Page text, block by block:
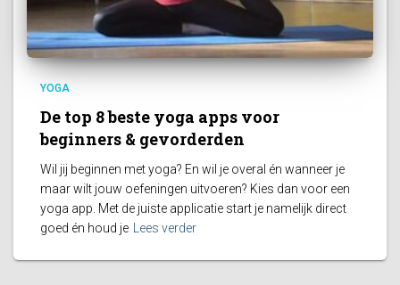
YOGA
De top 8 beste yoga apps voor
beginners & gevorderden
Wil jij beginnen met yoga? En wil je overal én wanneer je
maar wilt jouw oefeningen uitvoeren? Kies dan voor een
yoga app. Met de juiste applicatie start je namelijk direct
goed én houd je Lees verder